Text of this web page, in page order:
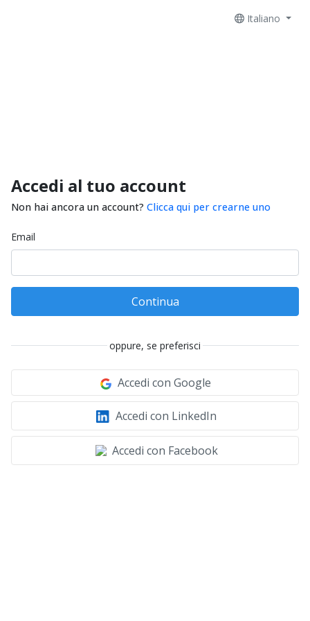
Italiano
Accedi al tuo account
Non hai ancora un account? Clicca qui per crearne uno
Email
Continua
oppure, se preferisci
Accedi con Google
Accedi con LinkedIn
Accedi con Facebook